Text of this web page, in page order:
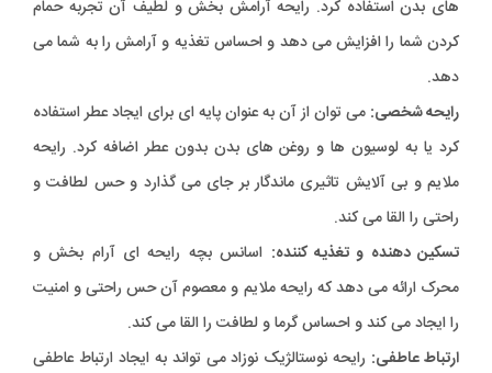
های بدن استفاده کرد. رایحه آرامش بخش و لطیف آن تجربه حمام
کردن شما را افزایش می دهد و احساس تغذیه و آرامش را به شما می
دهد.
رایحه شخصی: می توان از آن به عنوان پایه ای برای ایجاد عطر استفاده
کرد یا به لوسیون ها و روغن های بدن بدون عطر اضافه کرد. رایحه
ملایم و بی آلایش تاثیری ماندگار بر جای می گذارد و حس لطافت و
راحتی را القا می کند.
تسکین دهنده و تغذیه کننده: اسانس بچه رایحه ای آرام بخش و
محرک ارائه می دهد که رایحه ملایم و معصوم آن حس راحتی و امنیت
را ایجاد می کند و احساس گرما و لطافت را القا می کند.
ارتباط عاطفی: رایحه نوستالژیک نوزاد می تواند به ایجاد ارتباط عاطفی